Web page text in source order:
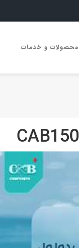
محصولات و خدمات